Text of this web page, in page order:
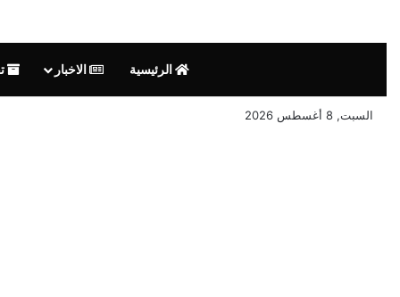
الرئيسية الاخبار
السبت, 8 أغسطس 2026